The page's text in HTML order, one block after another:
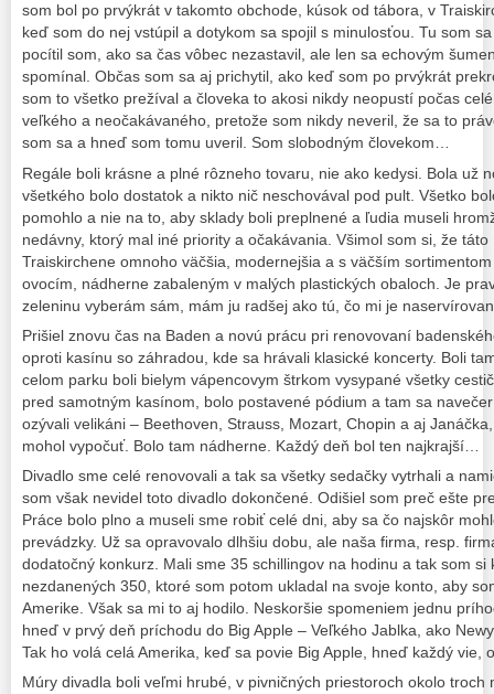
som bol po prvýkrát v takomto obchode, kúsok od tábora, v
keď som do nej vstúpil a dotykom sa spojil s minulosťou. Tu som
pocítil som, ako sa čas vôbec nezastavil, ale len sa echovým
spomínal. Občas som sa aj prichytil, ako keď som po prvýkrát
som to všetko prežíval a človeka to akosi nikdy neopustí počas
veľkého a neočakávaného, pretože som nikdy neveril, že sa to
som sa a hneď som tomu uveril. Som slobodným človekom…
Regále boli krásne a plné rôzneho tovaru, nie ako kedysi. Bola už
všetkého bolo dostatok a nikto nič neschovával pod pult. Všetko
pomohlo a nie na to, aby sklady boli preplnené a ľudia museli
nedávny, ktorý mal iné priority a očakávania. Všimol som si, že
Traiskirchene omnoho väčšia, modernejšia a s väčším
ovocím, nádherne zabaleným v malých plastických obaloch. Je
zeleninu vyberám sám, mám ju radšej ako tú, čo mi je
Prišiel znovu čas na Baden a novú prácu pri renovovaní
oproti kasínu so záhradou, kde sa hrávali klasické koncerty. Boli
celom parku boli bielym vápencovym štrkom vysypané všetky
pred samotným kasínom, bolo postavené pódium a tam sa
ozývali velikáni – Beethoven, Strauss, Mozart, Chopin a aj
mohol vypočuť. Bolo tam nádherne. Každý deň bol ten najkrajší…
Divadlo sme celé renovovali a tak sa všetky sedačky vytrhali a
som však nevidel toto divadlo dokončené. Odišiel som preč ešte
Práce bolo plno a museli sme robiť celé dni, aby sa čo najskôr
prevádzky. Už sa opravovalo dlhšiu dobu, ale naša firma, resp.
dodatočný konkurz. Mali sme 35 schillingov na hodinu a tak som si
nezdanených 350, ktoré som potom ukladal na svoje konto, aby
Amerike. Však sa mi to aj hodilo. Neskoršie spomeniem jednu
hneď v prvý deň príchodu do Big Apple – Veľkého Jablka, ako
Tak ho volá celá Amerika, keď sa povie Big Apple, hneď každý vie,
Múry divadla boli veľmi hrubé, v pivničných priestoroch okolo troch